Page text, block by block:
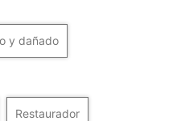
y dañado
Restaurador